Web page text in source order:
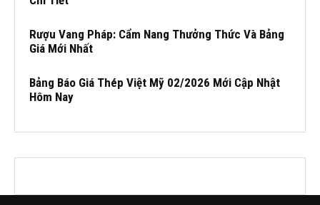
Rượu Vang Pháp: Cẩm Nang Thưởng Thức Và Bảng
Giá Mới Nhất
Bảng Báo Giá Thép Việt Mỹ 02/2026 Mới Cập Nhật
Hôm Nay